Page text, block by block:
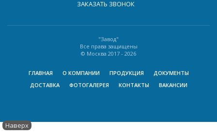
ЗАКАЗАТЬ ЗВОНОК
"Завод"
Все права защищены
© Москва 2017 - 2026
ГЛАВНАЯ О КОМПАНИИ ПРОДУКЦИЯ
ДОКУМЕНТЫ
ДОСТАВКА
ФОТОГАЛЕРЕЯ КОНТАКТЫ ВАКАНСИИ
Наверх